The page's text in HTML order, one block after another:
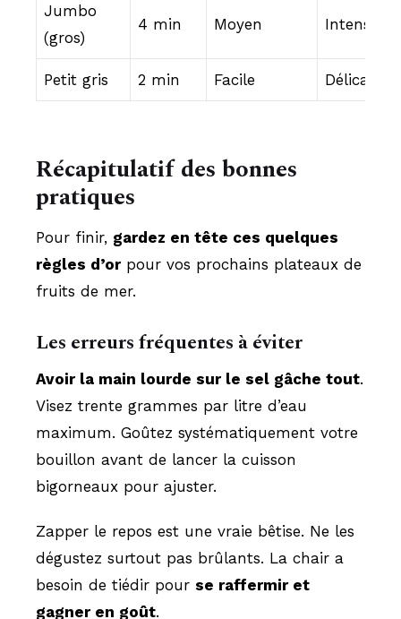
Jumbo
(gros)
4 min Moyen Intense
Petit gris 2 min Facile Délicate
Récapitulatif des bonnes
pratiques
Pour finir, gardez en tête ces quelques
règles d’orpour vos prochains plateaux de
fruits de mer.
Les erreurs fréquentes à éviter
Avoir la main lourde sur le sel gâche tout.
Visez trente grammes par litre d’eau
maximum. Goûtez systématiquement votre
bouillon avant de lancer la cuisson
bigorneaux pour ajuster.
Zapper le repos est une vraie bêtise. Ne les
dégustez surtout pas brûlants. La chair a
besoin de tiédir pour se raffermir et
gagner en goût.